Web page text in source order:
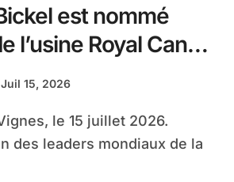
est nommé
l’usine Royal Canin
des-Vignes
Juil 15, 2026
des leaders mondiaux de la